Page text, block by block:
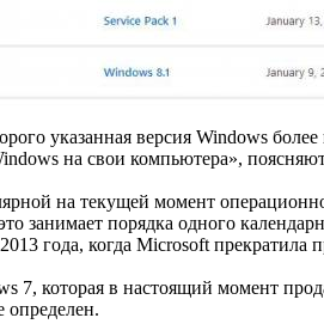
указанная версия Windows
на свои компьютера»,
на текущей момент
занимает порядка одного
года, когда Microsoft
7, которая в настоящий момент
определен.